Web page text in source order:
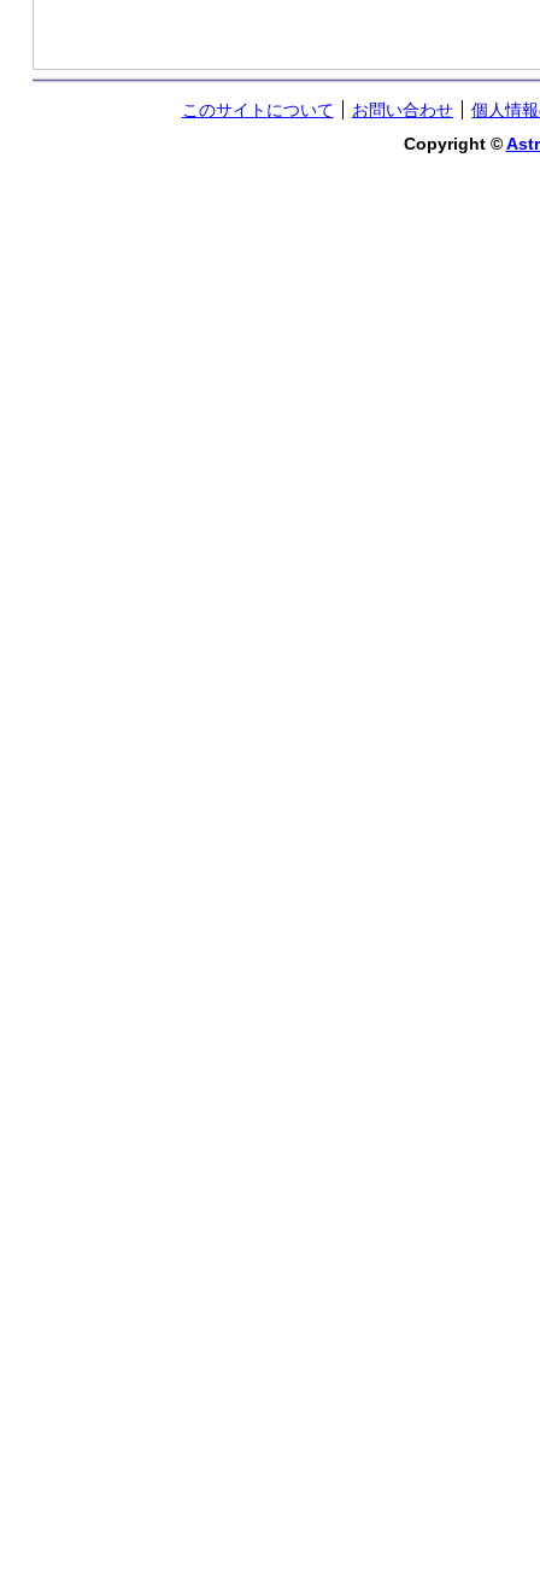
このサイトについて お問い合わせ
個人情
Copyright ©